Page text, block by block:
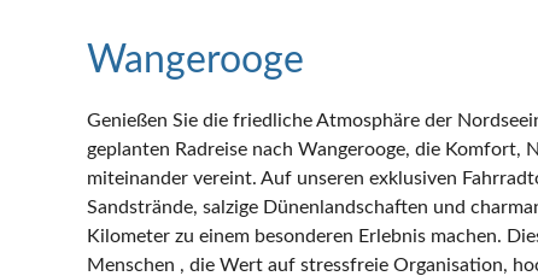
Wangerooge
Genießen Sie die friedliche Atmosphäre der
geplanten Radreise nach Wangerooge, die Komfort,
miteinander vereint. Auf unseren exklusiven
Sandstrände, salzige Dünenlandschaften und
Kilometer zu einem besonderen Erlebnis machen.
Menschen , die Wert auf stressfreie Organisation,